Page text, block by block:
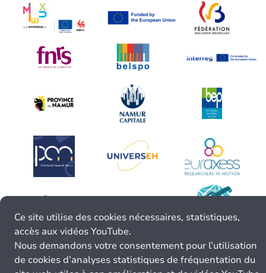
Ce site utilise des cookies nécessaires, statistiques,
accès aux vidéos YouTube.
Nous demandons votre consentement pour l’utilisation
de cookies d’analyses statistiques de fréquentation du